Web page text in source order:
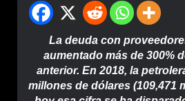
La deuda con
aumentado más de 300%
anterior. En 2018, la
millones de dólares (109,471